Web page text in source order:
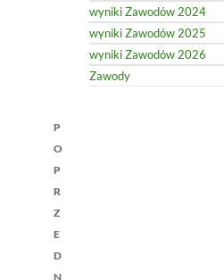
Nawigacja
wpisu
P
O
P
R
Z
E
D
N
wyniki Zawodów 2024
wyniki Zawodów 2025
wyniki Zawodów 2026
Zawody